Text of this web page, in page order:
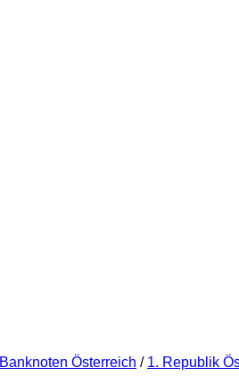
Banknoten Österreich / 1. Republik